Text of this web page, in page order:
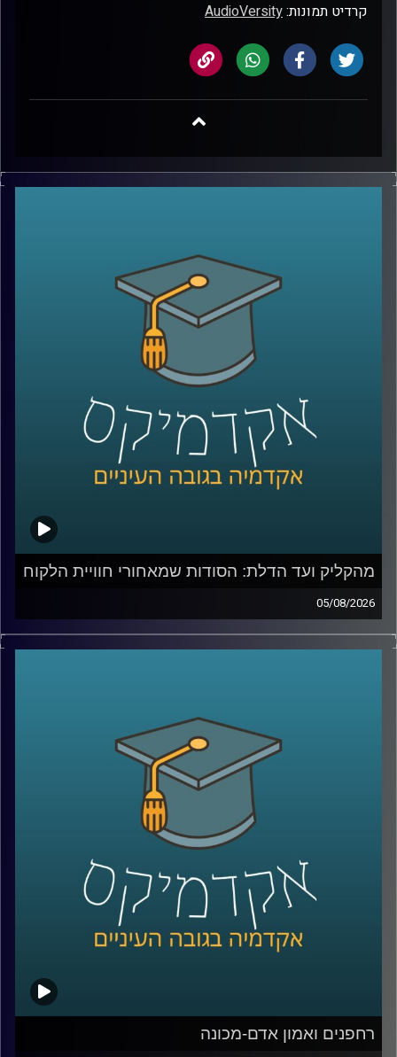
קרדיט תמונות:AudioVersity
מהקליק ועד הדלת: הסודות שמאחורי חוויית הלקוח
05/08/2026
כולנו מזמינים היום כמעט הכול בלחיצת כפתור, אוכל, בגדים,
תרופות, אפילו את הקניות לסוף השבוע. אבל כמה מאיתנו
שגורמת לנו לחזור שוב ושוב, ואיך משלבים בין טכנולוגיה,
דאטה, לוגיסטיקה ובעיקר הבנה של בני אדם?
כדי לדבר על כל זה נמצא איתי היום צביקה ביידא, לשעבר
נדבר על מה באמת עומד מאחורי חוויית לקוח טובה, איך
ארגונים חושבים על חדשנות, ואיך בינה מלאכותית הולכת
לשנות את הדרך שבה כולנו קונים, עובדים ומקבלים החלטות
קרדיט תמונות:AudioVersity
רחפנים ואמון אדם-מכונה